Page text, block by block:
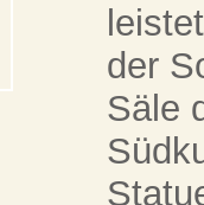
der
Säle